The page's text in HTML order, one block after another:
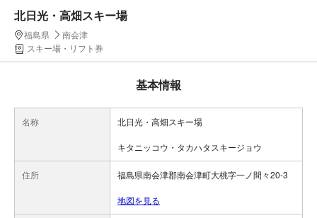
北日光・高畑スキー場
福島県
南会津
スキー場・リフト券
基本情報
名称 北日光・高畑スキー場
キタニッコウ・タカハタスキージョウ
住所 福島県南会津郡南会津町大桃字一ノ間々20-3
地図を見る